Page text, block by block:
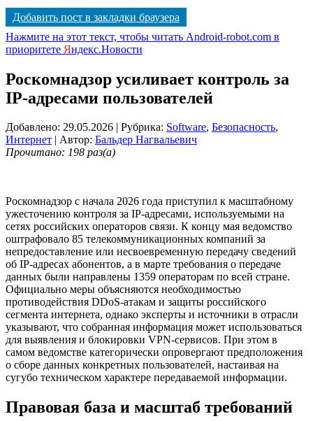
Добавить пост в закладки браузера
Нажмите на этот текст, чтобы читать Android-robot.com в
приоритете Яндекс.Новости
Роскомнадзор усиливает контроль за
IP-адресами пользователей
Добавлено: 29.05.2026 | Рубрика: Software, Безопасность,
Интернет | Автор: Бальдер Нагвальевич
Прочитано: 198 раз(а)
Роскомнадзор с начала 2026 года приступил к масштабному
ужесточению контроля за IP-адресами, используемыми на
сетях российских операторов связи. К концу мая ведомство
оштрафовало 85 телекоммуникационных компаний за
непредоставление или несвоевременную передачу сведений
об IP-адресах абонентов, а в марте требования о передаче
данных были направлены 1359 операторам по всей стране.
Официально меры объясняются необходимостью
противодействия DDoS-атакам и защиты российского
сегмента интернета, однако эксперты и источники в отрасли
указывают, что собранная информация может использоваться
для выявления и блокировки VPN-сервисов. При этом в
самом ведомстве категорически опровергают предположения
о сборе данных конкретных пользователей, настаивая на
сугубо техническом характере передаваемой информации.
Правовая база и масштаб требований